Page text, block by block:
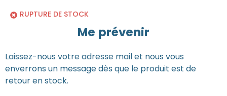
RUPTURE DE STOCK
Me prévenir
Laissez-nous votre adresse mail et nous vous
enverrons un message dès que le produit est de
retour en stock.